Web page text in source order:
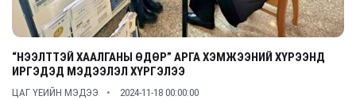
“НЭЭЛТТЭЙ ХААЛГАНЫ ӨДӨР” АРГА ХЭМЖЭЭНИЙ ХҮРЭЭНД
ИРГЭДЭД МЭДЭЭЛЭЛ ХҮРГЭЛЭЭ
ЦАГ ҮЕИЙН МЭДЭЭ 2024-11-18 00:00:00